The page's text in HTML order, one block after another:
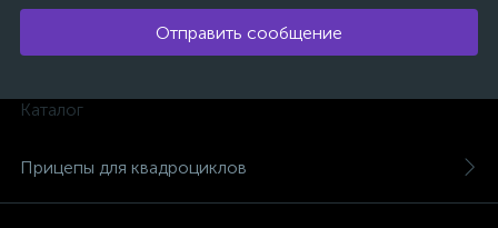
Отправить сообщение
Каталог
Прицепы для квадроциклов